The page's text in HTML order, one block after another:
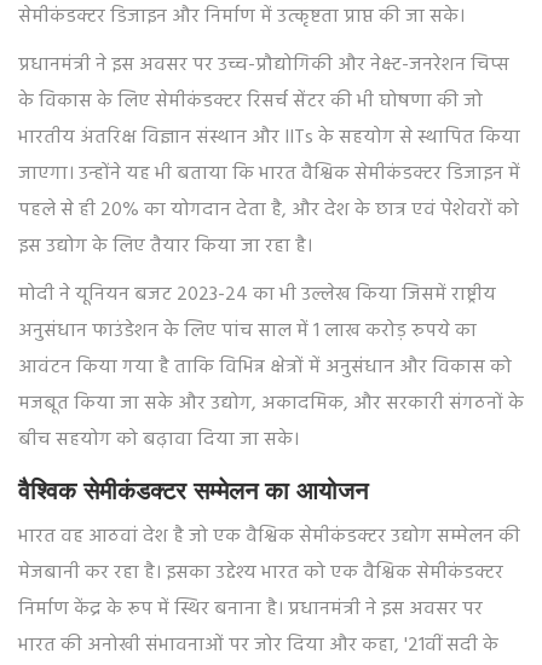
सेमीकंडक्टर डिजाइन और निर्माण में उत्कृष्टता प्राप्त की जा सके।
प्रधानमंत्री ने इस अवसर पर उच्च-प्रौद्योगिकी और नेक्स्ट-जनरेशन चिप्स
के विकास के लिए सेमीकंडक्टर रिसर्च सेंटर की भी घोषणा की जो
भारतीय अंतरिक्ष विज्ञान संस्थान और IITs के सहयोग से स्थापित किया
जाएगा। उन्होंने यह भी बताया कि भारत वैश्विक सेमीकंडक्टर डिजाइन में
पहले से ही 20% का योगदान देता है, और देश के छात्र एवं पेशेवरों को
इस उद्योग के लिए तैयार किया जा रहा है।
मोदी ने यूनियन बजट 2023-24 का भी उल्लेख किया जिसमें राष्ट्रीय
अनुसंधान फाउंडेशन के लिए पांच साल में 1 लाख करोड़ रुपये का
आवंटन किया गया है ताकि विभिन्न क्षेत्रों में अनुसंधान और विकास को
मजबूत किया जा सके और उद्योग, अकादमिक, और सरकारी संगठनों के
बीच सहयोग को बढ़ावा दिया जा सके।
वैश्विक सेमीकंडक्टर सम्मेलन का आयोजन
भारत वह आठवां देश है जो एक वैश्विक सेमीकंडक्टर उद्योग सम्मेलन की
मेजबानी कर रहा है। इसका उद्देश्य भारत को एक वैश्विक सेमीकंडक्टर
निर्माण केंद्र के रूप में स्थिर बनाना है। प्रधानमंत्री ने इस अवसर पर
भारत की अनोखी संभावनाओं पर जोर दिया और कहा, '21वीं सदी के